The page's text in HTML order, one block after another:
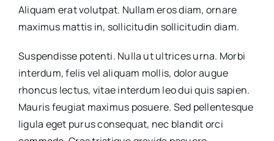
Aliquam erat volutpat. Nullam eros diam, ornare
maximus mattis in, sollicitudin sollicitudin diam.
Suspendisse potenti. Nulla ut ultrices urna. Morbi
interdum, felis vel aliquam mollis, dolor augue
rhoncus lectus, vitae interdum leo dui quis sapien.
Mauris feugiat maximus posuere. Sed pellentesque
ligula eget purus consequat, nec blandit orci